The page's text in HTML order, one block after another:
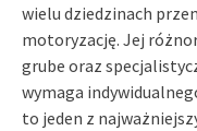
wielu dziedzinach
motoryzację. Jej
grube oraz
wymaga
to jeden z